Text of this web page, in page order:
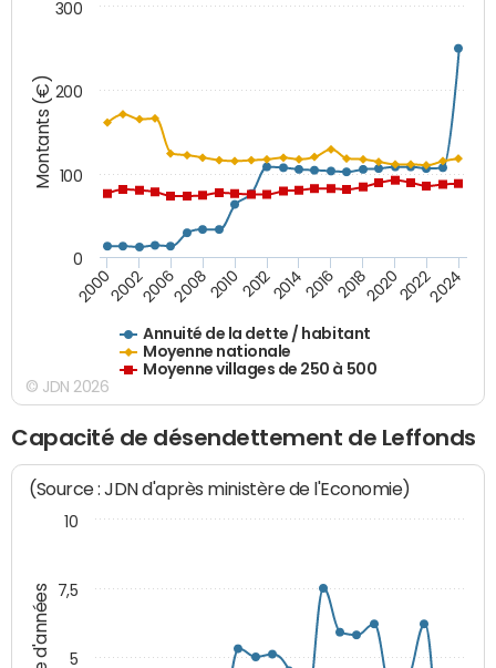
Montants (€)
Annuité de la dette / habitant
Moyenne nationale
Moyenne villages de 250 à 500
200020022006200820102012201420162018202020222024
0
100
200
300
© JDN 2026
Capacité de désendettement de Leffonds
(Source : JDN d'après ministère de l'Economie)
5
7,5
10